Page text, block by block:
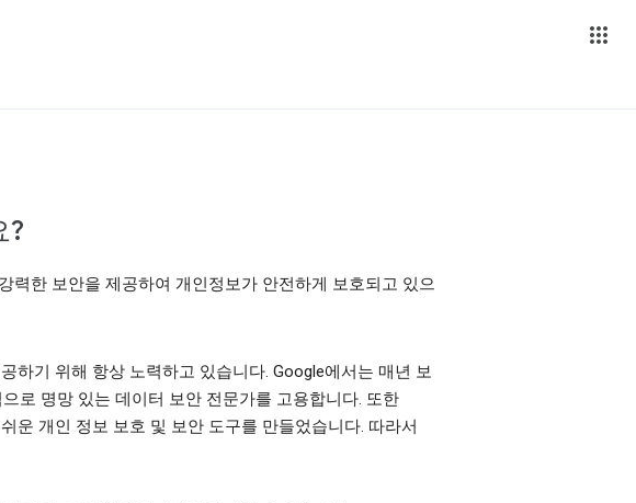
?
력한 보안을 제공하여 개인정보가 안전하게 보호되고 있으
하기 위해 항상 노력하고 있습니다. Google에서는 매년 보
로 명망 있는 데이터 보안 전문가를 고용합니다. 또한
운 개인 정보 보호 및 보안 도구를 만들었습니다. 따라서